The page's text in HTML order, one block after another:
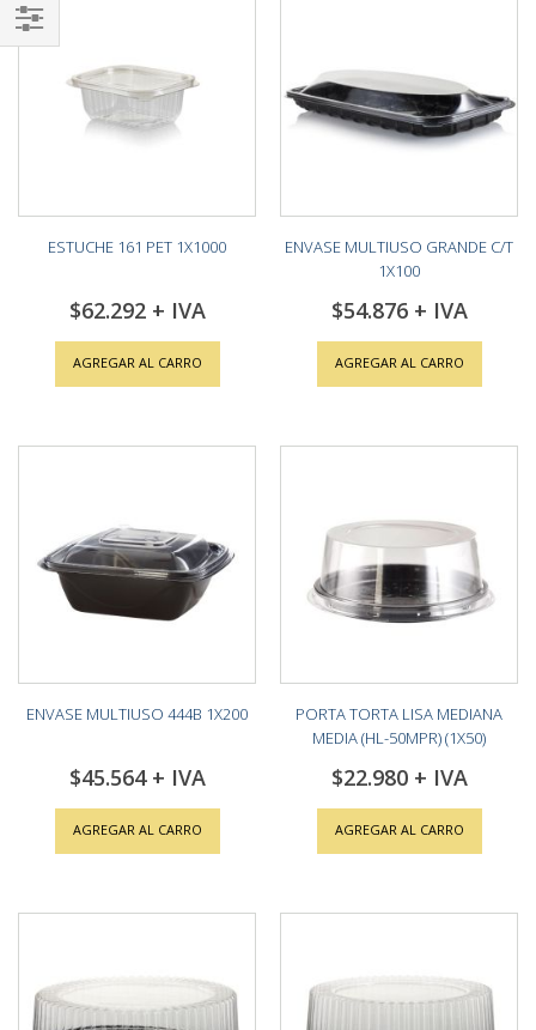
ESTUCHE 161 PET 1X1000
$62.292
AGREGAR AL CARRO
ENVASE MULTIUSO GRANDE C/T
1X100
$54.876
AGREGAR AL CARRO
ENVASE MULTIUSO 444B 1X200
$45.564
AGREGAR AL CARRO
PORTA TORTA LISA MEDIANA
MEDIA (HL-50MPR) (1X50)
$22.980
AGREGAR AL CARRO
Shop